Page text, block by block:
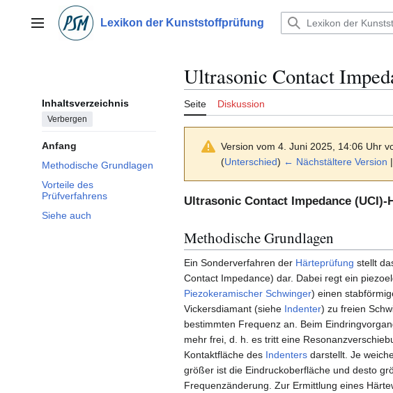
springenHauptmenü Lexikon der Kunststoffprüfung
Inhaltsverzeichnis
Verbergen
Anfang
Methodische Grundlagen
Vorteile des
Prüfverfahrens
Siehe auch
Ultrasonic Contact
Seite Diskussion
Version vom 4. Juni 2025, 14:06 Uhr
(Unterschied) ← Nächstältere Version
Ultrasonic Contact Impedance (UCI)-
Methodische Grundlagen
Ein Sonderverfahren der Härteprüfung stellt
Contact Impedance) dar. Dabei regt ein
Piezokeramischer Schwinger) einen
Vickersdiamant (siehe Indenter) zu freien
bestimmten Frequenz an. Beim
mehr frei, d. h. es tritt eine
Kontaktfläche des Indenters darstellt. Je
größer ist die Eindruckoberfläche und desto
Frequenzänderung. Zur Ermittlung eines